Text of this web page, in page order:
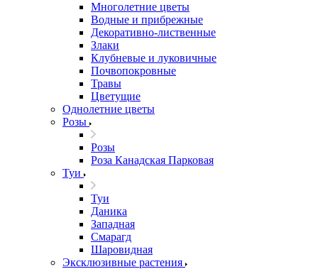
Многолетние цветы
Водные и прибрежные
Декоративно-лиственные
Злаки
Клубневые и луковичные
Почвопокровные
Травы
Цветущие
Однолетние цветы
Розы
Розы
Роза Канадская Парковая
Туи
Туи
Даника
Западная
Смарагд
Шаровидная
Эксклюзивные растения